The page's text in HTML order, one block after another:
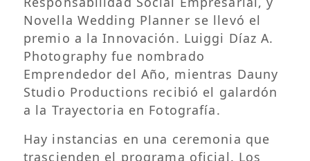
Novella Wedding Planner se llevó el
premio a la Innovación. Luiggi Díaz A.
Photography fue nombrado
Emprendedor del Año, mientras Dauny
Studio Productions recibió el galardón
a la Trayectoria en Fotografía.
Hay instancias en una ceremonia que
trascienden el programa oficial. Los